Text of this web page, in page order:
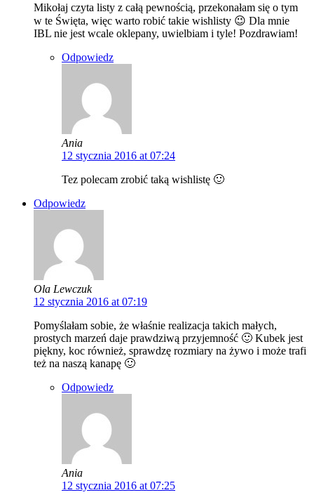
Mikołaj czyta listy z całą pewnością, przekonałam się o tym
w te Święta, więc warto robić takie wishlisty 😉 Dla mnie
IBL nie jest wcale oklepany, uwielbiam i tyle! Pozdrawiam!
Odpowiedz
Ania
12 stycznia 2016 at 07:24
Tez polecam zrobić taką wishlistę 🙂
Odpowiedz
Ola Lewczuk
12 stycznia 2016 at 07:19
Pomyślałam sobie, że właśnie realizacja takich małych,
prostych marzeń daje prawdziwą przyjemność 🙂 Kubek jest
piękny, koc również, sprawdzę rozmiary na żywo i może trafi
też na naszą kanapę 🙂
Odpowiedz
Ania
12 stycznia 2016 at 07:25